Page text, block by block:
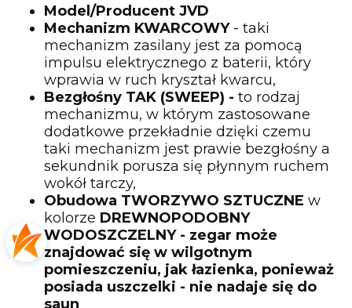
Model/Producent JVD
Mechanizm KWARCOWY- taki
mechanizm zasilany jest za pomocą
impulsu elektrycznego z baterii, który
wprawia w ruch kryształ kwarcu,
Bezgłośny TAK (SWEEP) - to rodzaj
mechanizmu, w którym zastosowane
dodatkowe przekładnie dzięki czemu
taki mechanizm jest prawie bezgłośny a
sekundnik porusza się płynnym ruchem
wokół tarczy,
Obudowa TWORZYWO SZTUCZNE w
kolorze DREWNOPODOBNY
WODOSZCZELNY - zegar może
znajdować się w wilgotnym
pomieszczeniu, jak łazienka, ponieważ
posiada uszczelki - nie nadaje się do
saun